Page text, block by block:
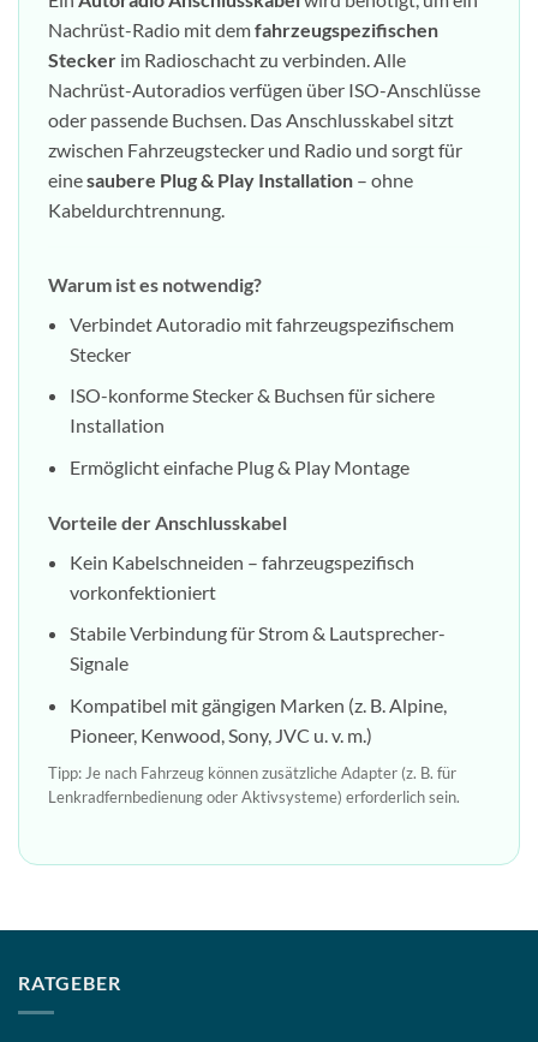
Nachrüst-Radio mit demfahrzeugspezifischen
Stecker im Radioschacht zu verbinden. Alle
Nachrüst-Autoradios verfügen über ISO-Anschlüsse
oder passende Buchsen. Das Anschlusskabel sitzt
zwischen Fahrzeugstecker und Radio und sorgt für
einesaubere Plug & Play Installation – ohne
Kabeldurchtrennung.
Warum ist es notwendig?
Verbindet Autoradio mit fahrzeugspezifischem
Stecker
ISO-konforme Stecker & Buchsen für sichere
Installation
Ermöglicht einfache Plug & Play Montage
Vorteile der Anschlusskabel
Kein Kabelschneiden – fahrzeugspezifisch
vorkonfektioniert
Stabile Verbindung für Strom & Lautsprecher-
Signale
Kompatibel mit gängigen Marken (z. B. Alpine,
Pioneer, Kenwood, Sony, JVC u. v. m.)
Tipp: Je nach Fahrzeug können zusätzliche Adapter (z. B. für
Lenkradfernbedienung oder Aktivsysteme) erforderlich sein.
RATGEBER